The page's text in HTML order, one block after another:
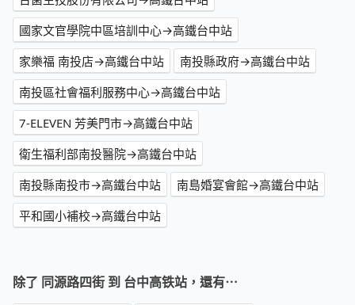
國家文官學院中區培訓中心→高鐵台中站
家樂福 南投店→高鐵台中站
南投縣政府→高鐵台中站
南投區社會福利服務中心→高鐵台中站
7-ELEVEN 芳美門市→高鐵台中站
衛生福利部南投醫院→高鐵台中站
南投縣南投市→高鐵台中站
南島婚宴會館→高鐵台中站
平和國小補校→高鐵台中站
除了 同源路四街 到 台中高铁站，還有⋯